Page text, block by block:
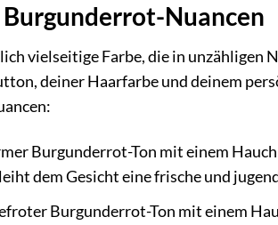
Nuancen
vielseitige Farbe, die in unzähligen
deiner Haarfarbe und deinem
Burgunderrot-Ton mit einem
dem Gesicht eine frische und
Burgunderrot-Ton mit einem